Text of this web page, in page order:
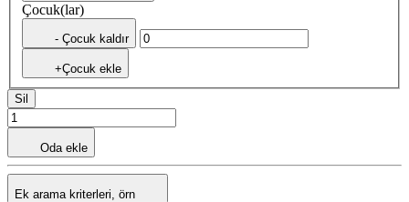
Çocuk(lar)
- Çocuk kaldır
+Çocuk ekle
Sil
Oda ekle
Ek arama kriterleri, örn